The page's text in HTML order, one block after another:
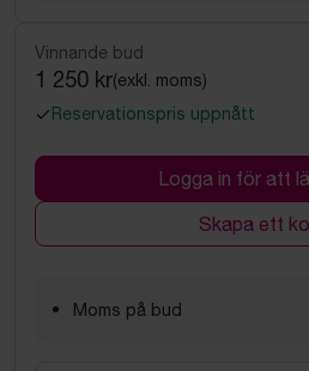
Vinnande bud
1 250 kr(exkl. moms)
Reservationspris uppnått
Logga in för att
Skapa ett
Moms på bud